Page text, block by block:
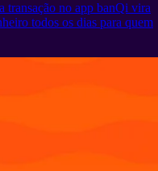
transação no app banQi vira
todos os dias para quem